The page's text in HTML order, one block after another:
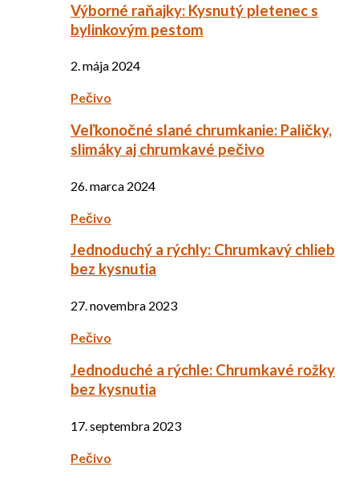
Výborné raňajky: Kysnutý pletenec s
bylinkovým pestom
2. mája 2024
Pečivo
Veľkonočné slané chrumkanie: Paličky,
slimáky aj chrumkavé pečivo
26. marca 2024
Pečivo
Jednoduchý a rýchly: Chrumkavý chlieb
bez kysnutia
27. novembra 2023
Pečivo
Jednoduché a rýchle: Chrumkavé rožky
bez kysnutia
17. septembra 2023
Pečivo